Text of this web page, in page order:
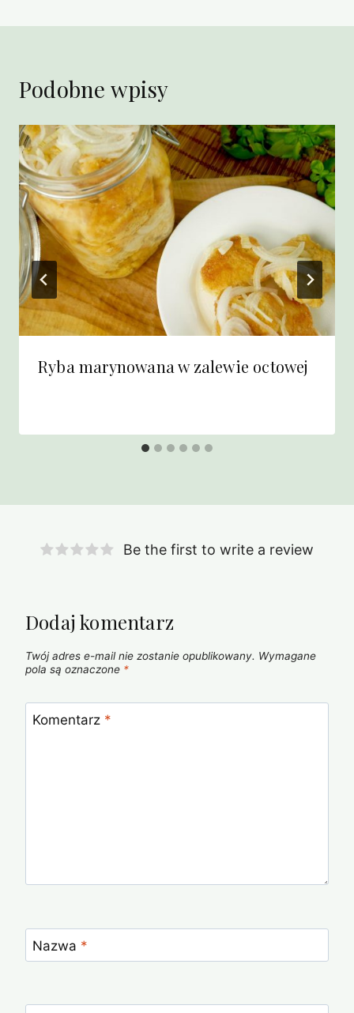
Podobne wpisy
Ryba marynowana w zalewie octowej
Be the first to write a review
Dodaj komentarz
Twój adres e-mail nie zostanie opublikowany. Wymagane
pola są oznaczone *
Komentarz *
Nazwa *